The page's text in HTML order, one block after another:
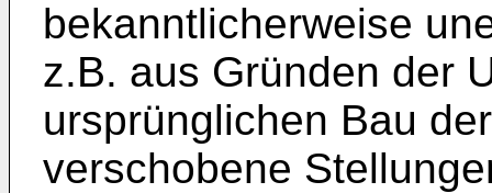
bekanntlicherweise
z.B. aus Gründen der
ursprünglichen Bau
verschobene